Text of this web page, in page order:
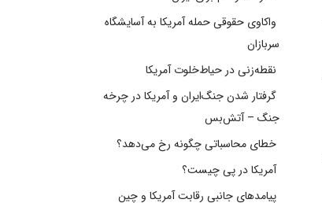
واکاوی حقوقی حمله آمریکا به آسایشگاه
سربازان
نقطه‌زنی در حیاط‌خلوت آمریکا
گرفتار شدن جنگ‌ایران و آمریکا در چرخه
جنگ – آتش‌بس
خطای محاسباتی چگونه رخ می‌دهد؟
آمریکا در پی چیست؟
پیامدهای جانبی رقابت آمریکا و چین